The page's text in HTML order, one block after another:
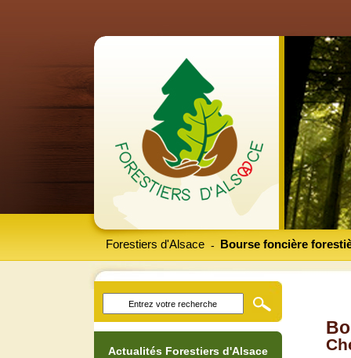
Forestiers d'Alsace Bourse foncière
-
Actualités Forestiers d'Alsace